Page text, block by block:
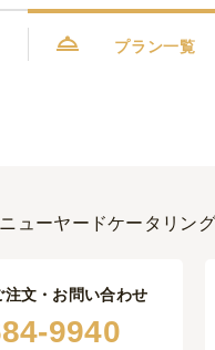
プラン一覧
ューヤードケータリン
注文・お問い合わせ
9940